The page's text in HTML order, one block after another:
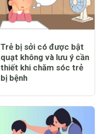
Trẻ bị sởi có được bật
quạt không và lưu ý cần
thiết khi chăm sóc trẻ
bị bệnh